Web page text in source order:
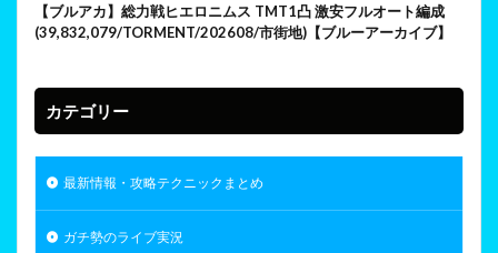
【ブルアカ】総力戦ヒエロニムス TMT1凸 激安フルオート編成
(39,832,079/TORMENT/202608/市街地)【ブルーアーカイブ】
カテゴリー
最新情報・攻略テクニックまとめ
ガチ勢のライブ実況